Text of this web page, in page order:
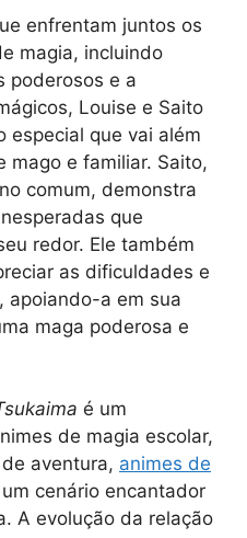
enfrentam juntos os
magia, incluindo
poderosos e a
Louise e Saito
especial que vai além
mago e familiar. Saito,
comum, demonstra
que
redor. Ele também
as dificuldades e
apoiando-a em sua
maga poderosa e
é um
de magia escolar,
aventura, animes de
cenário encantador
A evolução da relação